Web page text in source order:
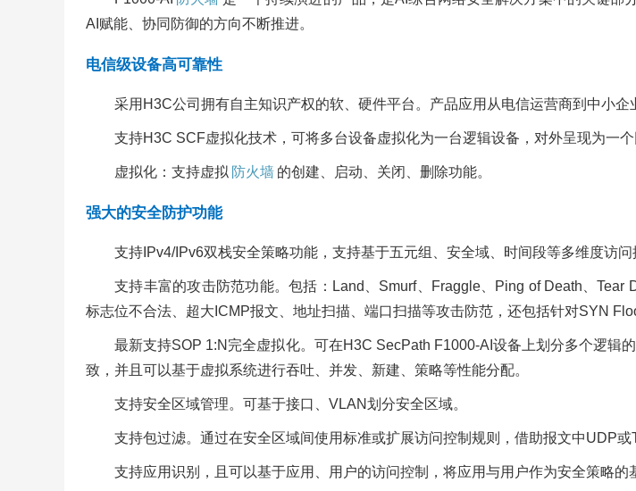
AI赋能、协同防御的方向不断推进。
电信级设备高可靠性
采用H3C公司拥有自主知识产权的软、硬件平台。产品应用从电信运营商到中小企
支持H3C SCF虚拟化技术，可将多台设备虚拟化为一台逻辑设备，对外呈现为一
虚拟化：支持虚拟 防火墙 的创建、启动、关闭、删除功能。
强大的安全防护功能
支持IPv4/IPv6双栈安全策略功能，支持基于五元组、安全域、时间段等多维度访问
支持丰富的攻击防范功能。包括：Land、Smurf、Fraggle、Ping of Death、
标志位不合法、超大ICMP报文、地址扫描、端口扫描等攻击防范，还包括针对SYN
最新支持SOP 1:N完全虚拟化。可在H3C SecPath F1000-AI设备上划分多个逻辑
致，并且可以基于虚拟系统进行吞吐、并发、新建、策略等性能分配。
支持安全区域管理。可基于接口、VLAN划分安全区域。
支持包过滤。通过在安全区域间使用标准或扩展访问控制规则，借助报文中UDP
支持应用识别，且可以基于应用、用户的访问控制，将应用与用户作为安全策略的